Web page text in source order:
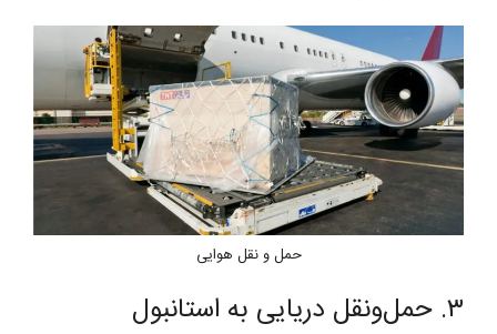
حمل و نقل هوایی
۳. حمل‌ونقل دریایی به استانبول